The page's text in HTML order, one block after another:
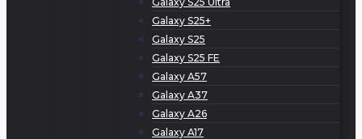
Galaxy S25+
Galaxy S25
Galaxy S25 FE
Galaxy A57
Galaxy A37
Galaxy A26
Galaxy A17